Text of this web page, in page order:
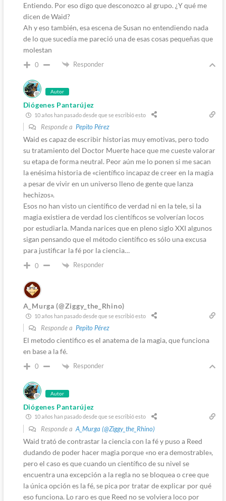
Entiendo. Por eso digo que desconozco al grupo. ¿Y qué me
dicen de Waid?
Ah y eso también, esa escena de Susan no entendiendo nada
de lo que sucedía me pareció una de esas cosas pequeñas que
molestan
0 Responder
Autor
Diógenes Pantarújez
10 años han pasado desde que se escribió esto
Responde a Pepito Pérez
Waid es capaz de escribir historias muy emotivas, pero todo
su tratamiento del Doctor Muerte hace que me cueste valorar
su etapa de forma neutral. Peor aún me lo ponen si me sacan
la enésima historia de «científico incapaz de creer en la magia
a pesar de vivir en un universo lleno de gente que lanza
hechizos».
Esos no han visto un científico de verdad ni en la tele, si la
magia existiera de verdad los científicos se volverían locos
por estudiarla. Manda narices que en pleno siglo XXI algunos
sigan pensando que el método científico es sólo una excusa
para justificar la fé por la ciencia…
0 Responder
A_Murga (@Ziggy_the_Rhino)
10 años han pasado desde que se escribió esto
Responde a Pepito Pérez
El metodo cientifico es el anatema de la magia, que funciona
en base a la fé.
0 Responder
Autor
Diógenes Pantarújez
10 años han pasado desde que se escribió esto
Responde a A_Murga (@Ziggy_the_Rhino)
Waid trató de contrastar la ciencia con la fé y puso a Reed
dudando de poder hacer magia porque «no era demostrable»,
pero el caso es que cuando un científico de su nivel se
encuentra una excepción a la regla no se bloquea o cree que
la única opción es la fé, se pica por tratar de explicar por qué
eso funciona. Lo raro es que Reed no se volviera loco por